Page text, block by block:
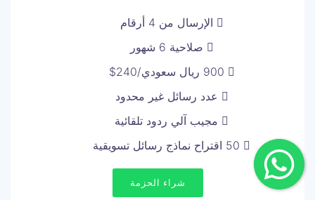
الإرسال من 4 أرقام
صلاحية 6 شهور
عدد رسائل غير محدود
مجيب آلي ردود تلقائية
شراء الحزمة